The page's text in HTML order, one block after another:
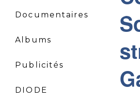
Documentaires
Albums
Publicités
DIODE